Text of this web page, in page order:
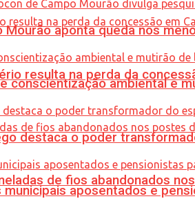
resulta na perda da
de fios abandonados
Mourão aponta queda nos
conscientização ambiental e
destaca o poder
aposentados e